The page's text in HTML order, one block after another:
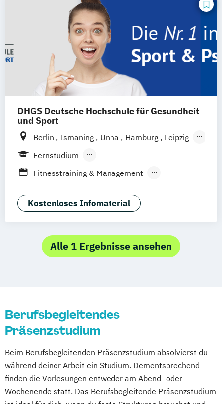
DHGS Deutsche Hochschule für Gesundheit
und Sport
Berlin Ismaning Unna Hamburg
Leipzig
Köln
Frankfurt
Fernstudium
Berufsbegleitendes Präsenzstudium
Fitnesstraining & Management
Physician Assistant Physiotherapie
Positive Psychologie & Coaching
Sport und angewandte
Trainingswissenschaft (versch.
Kostenloses Infomaterial
Alle 1 Ergebnisse ansehen
Berufsbegleitendes
Präsenzstudium
Beim Berufsbegleitenden Präsenzstudium absolvierst du
während deiner Arbeit ein Studium. Dementsprechend
finden die Vorlesungen entweder am Abend- oder
Wochenende statt. Das Berufsbegleitende Präsenzstudium